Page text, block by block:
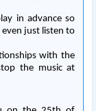
in advance so
just listen to
with the
the music at